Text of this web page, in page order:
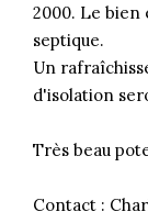
2000. Le bien
septique.
Un
d'isolation
Très beau
Contact :